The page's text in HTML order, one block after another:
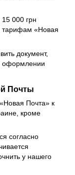
000 грн
тарифам «Новая
документ,
оформлении
Почты
Почта» к
кроме
согласно
у нашего